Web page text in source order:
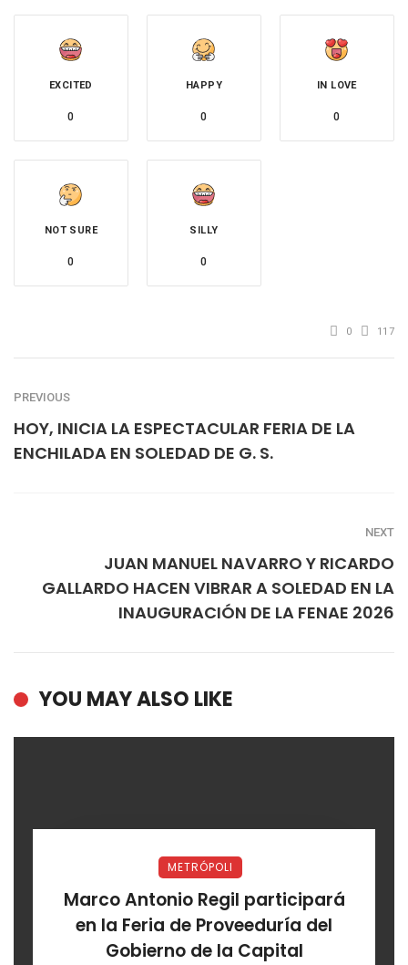
EXCITED
0
HAPPY
0
IN LOVE
0
NOT SURE
0
SILLY
0
0 117
PREVIOUS
HOY, INICIA LA ESPECTACULAR FERIA DE LA
ENCHILADA EN SOLEDAD DE G. S.
NEXT
JUAN MANUEL NAVARRO Y RICARDO
GALLARDO HACEN VIBRAR A SOLEDAD EN LA
INAUGURACIÓN DE LA FENAE 2026
YOU MAY ALSO LIKE
METRÓPOLI
Marco Antonio Regil participará
en la Feria de Proveeduría del
Gobierno de la Capital